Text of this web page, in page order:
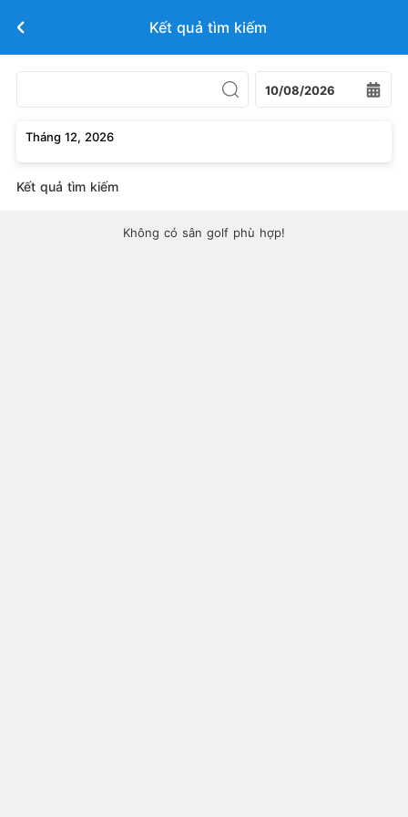
Kết quả tìm kiếm
10/08/2026
Tháng 12, 2026
Kết quả tìm kiếm
Không có sân golf phù hợp!